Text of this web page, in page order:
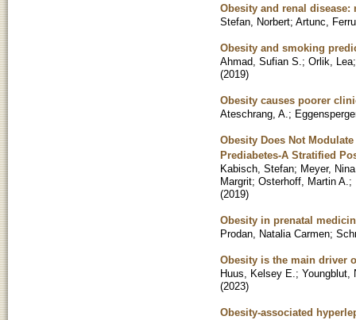
Obesity and renal
Stefan, Norbert; Artunc,
Obesity and smoking
Ahmad, Sufian S. ; Orlik, Lea
(2019)
Obesity causes poorer
Ateschrang, A. ;
Obesity Does Not
Prediabetes-A Stratified
Kabisch, Stefan; Meyer,
Margrit; Osterhoff, Martin A. ;
(2019)
Obesity in prenatal
Prodan, Natalia Carmen;
Obesity is the main driver
Huus, Kelsey E. ; Youngblut,
(2023)
Obesity-associated